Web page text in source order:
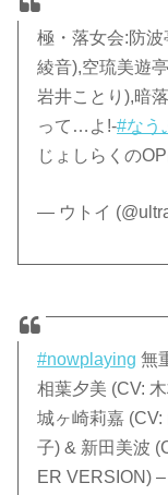
極・落女会:防
綾音),空琉美遊
岩井ことり),暗
って…よ!-#なう
じょしらくの
— ウトイ
#nowplaying 無
相葉夕美 (CV:
城ヶ崎莉嘉
子) & 新田美波
ER VERSION)